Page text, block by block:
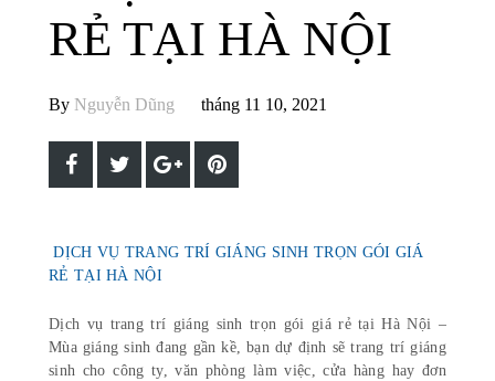
RẺ TẠI HÀ NỘI
By Nguyễn Dũng tháng 11 10, 2021
DỊCH VỤ TRANG TRÍ GIÁNG SINH TRỌN GÓI GIÁ
RẺ TẠI HÀ NỘI
Dịch vụ trang trí giáng sinh trọn gói giá rẻ tại Hà Nội –
Mùa giáng sinh đang gần kề, bạn dự định sẽ trang trí giáng
sinh cho công ty, văn phòng làm việc, cửa hàng hay đơn